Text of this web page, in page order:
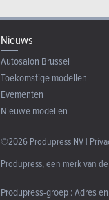
Nieuws
Autosalon Brussel
Toekomstige modellen
Evementen
Nieuwe modellen
©2026 Produpress NV |
Produpress, een merk van
Produpress-groep :Adres